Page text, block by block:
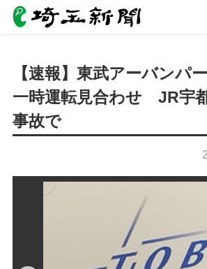
【速報】東武アーバンパ
一時運転見合わせ JR宇
事故で